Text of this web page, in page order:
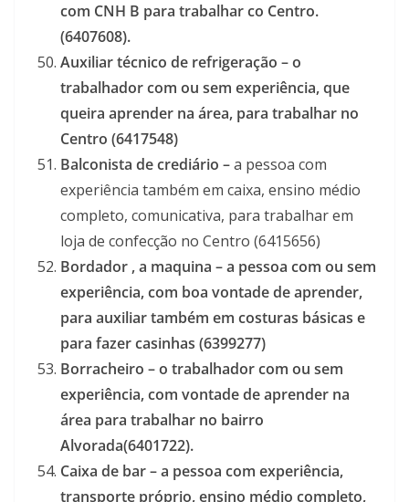
com CNH B para trabalhar co Centro.
(6407608).
Auxiliar técnico de refrigeração – o
trabalhador com ou sem experiência, que
queira aprender na área, para trabalhar no
Centro (6417548)
Balconista de crediário –a pessoa com
experiência também em caixa, ensino médio
completo, comunicativa, para trabalhar em
loja de confecção no Centro (6415656)
Bordador , a maquina –a pessoa com ou sem
experiência, com boa vontade de aprender,
para auxiliar também em costuras básicas e
para fazer casinhas (6399277)
Borracheiro – o trabalhador com ou sem
experiência, com vontade de aprender na
área para trabalhar no bairro
Alvorada(6401722).
Caixa de bar – a pessoa com experiência,
transporte próprio, ensino médio completo,